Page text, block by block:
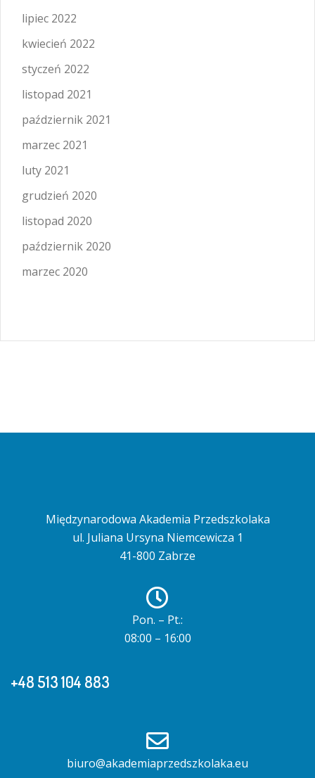
lipiec 2022
kwiecień 2022
styczeń 2022
listopad 2021
październik 2021
marzec 2021
luty 2021
grudzień 2020
listopad 2020
październik 2020
marzec 2020
Międzynarodowa Akademia Przedszkolaka
ul. Juliana Ursyna Niemcewicza 1
41-800 Zabrze
Pon. – Pt.:
08:00 – 16:00
+48 513 104 883
biuro@akademiaprzedszkolaka.eu